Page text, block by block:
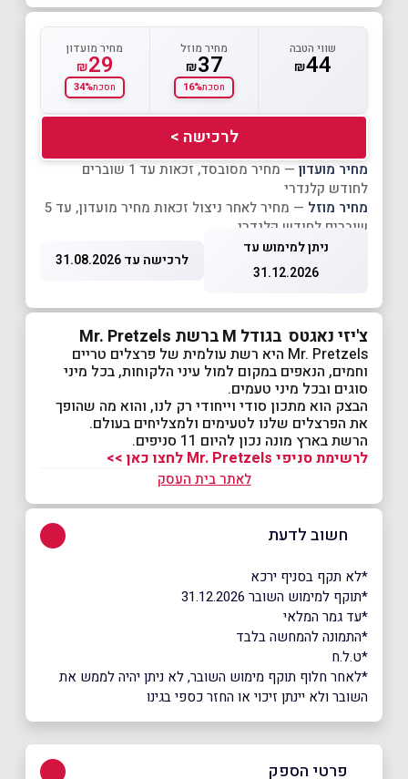
שווי הטבה
₪44
מחיר מוזל
₪37
חסכת16%
מחיר מועדון
₪29
חסכת34%
לרכישה >
מחיר מועדון
— מחיר מסובסד, זכאות עד 1 שוברים
לחודש קלנדרי
מחיר מוזל
— מחיר לאחר ניצול זכאות מחיר מועדון, עד 5
שוברים לחודש קלנדרי
ניתן למימוש עד
31.12.2026
לרכישה עד 31.08.2026
צ'יזי נאגטס בגודל M ברשת Mr. Pretzels
Mr. Pretzels היא רשת עולמית של פרצלים טריים
וחמים, הנאפים במקום למול עיני הלקוחות, בכל מיני
סוגים ובכל מיני טעמים.
הבצק הוא מתכון סודי וייחודי רק לנו, והוא מה שהופך
את הפרצלים שלנו לטעימים ולמצליחים בעולם.
הרשת בארץ מונה נכון להיום 11 סניפים.
לרשימת סניפי Mr. Pretzels לחצו כאן >>
לאתר בית העסק
חשוב לדעת
*לא תקף בסניף ירכא
*תוקף למימוש השובר 31.12.2026
*עד גמר המלאי
*התמונה להמחשה בלבד
*ט.ל.ח
*לאחר חלוף תוקף מימוש השובר, לא ניתן יהיה לממש את
השובר ולא יינתן זיכוי או החזר כספי בגינו
פרטי הספק